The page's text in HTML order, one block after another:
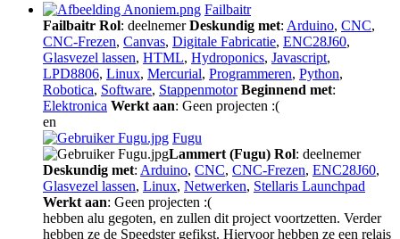
Failbaitr
Failbaitr Rol: deelnemerDeskundig met: Arduino, CNC,
CNC-Frezen, Canvas, Digitale Fabricatie, ENC28J60,
Glasvezel lassen, HTML, Hydroponics, Javascript,
LPD8806, Linux, Mercurial, Programmeren, Python,
Robotica, Software, Stappenmotor Beginnend met:
Elektronica Werkt aan: Geen projecten :(
en
Fugu
Lammert (Fugu) Rol: deelnemer
Deskundig met: Arduino, CNC, CNC-Frezen, ENC28J60,
Glasvezel lassen, Linux, Netwerken, Stellaris Launchpad
Werkt aan: Geen projecten :(
hebben alu gegoten, en zullen dit project voortzetten. Verder
hebben ze de Speedster gefikst. Hiervoor hebben ze een relais